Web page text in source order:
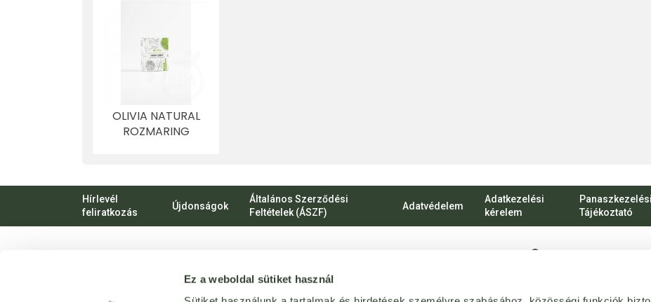
Ez a weboldal sütiket használ
OLIVIA NATURAL
ROZMARING
Hírlevél
feliratkozás
Újdonságok
Általános Szerződési
Feltételek (ÁSZF)
Adatvédelem
Adatkezelési
kérelem
Panaszkezelési
Tájékoztató
VIRTUÁLIS